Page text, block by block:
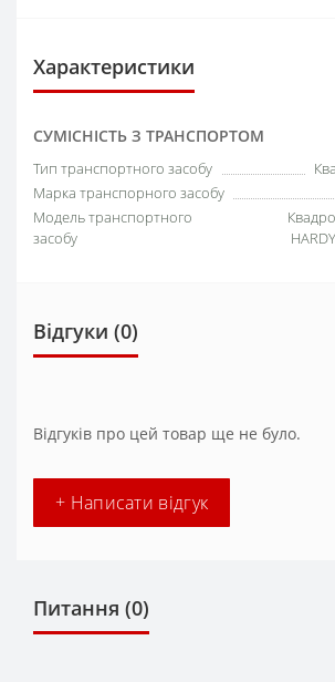
Характеристики
СУМІСНІСТЬ З ТРАНСПОРТОМ
Тип транспортного засобу
Марка транспорного засобу
Модель транспортного
засобу
Відгуки (0)
Відгуків про цей товар ще не було.
+ Написати відгук
Питання (0)